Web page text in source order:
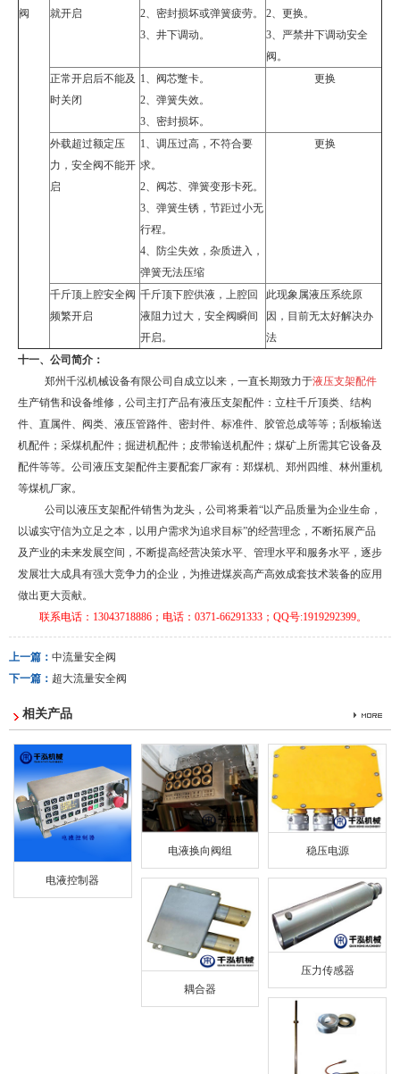
阀
就开启
2、密封损坏或弹簧疲劳。
3、井下调动。
2、更换。
3、严禁井下调动安全
阀。
正常开启后不能及
时关闭
1、阀芯蹩卡。
2、弹簧失效。
3、密封损坏。
更换
外载超过额定压
力，安全阀不能开
启
1、调压过高，不符合要
求。
2、阀芯、弹簧变形卡死。
3、弹簧生锈，节距过小无
行程。
4、防尘失效，杂质进入，
弹簧无法压缩
更换
千斤顶上腔安全阀
频繁开启
千斤顶下腔供液，上腔回
液阻力过大，安全阀瞬间
开启。
此现象属液压系统原
因，目前无太好解决办
法
十一、公司简介：
郑州千泓机械设备有限公司自成立以来，一直长期致力于液压支架配件
生产销售和设备维修，公司主打产品有液压支架配件：立柱千斤顶类、结构
件、直属件、阀类、液压管路件、密封件、标准件、胶管总成等等；刮板输送
机配件；采煤机配件；掘进机配件；皮带输送机配件；煤矿上所需其它设备及
配件等等。公司液压支架配件主要配套厂家有：郑煤机、郑州四维、林州重机
等煤机厂家。
公司以液压支架配件销售为龙头，公司将秉着“以产品质量为企业生命，
以诚实守信为立足之本，以用户需求为追求目标”的经营理念， 不断拓展产品
及产业的未来发展空间 ，不断提高经营决策水平、管理水平和服务水平，逐步
发展壮大成具有强大竞争力的企业，为推进煤炭高产高效成套技术装备的应用
做出更大贡献。
联系电话： 13043718886；电话：0371-66291333； QQ号:1919292399。
上一篇： 中流量安全阀
下一篇： 超大流量安全阀
相关产品
电液控制器
电液换向阀组 稳压电源
耦合器
压力传感器